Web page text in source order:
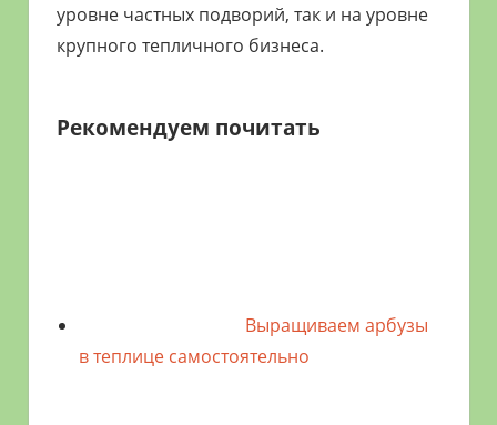
уровне частных подворий, так и на уровне
крупного тепличного бизнеса.
Рекомендуем почитать
Выращиваем арбузы
в теплице самостоятельно